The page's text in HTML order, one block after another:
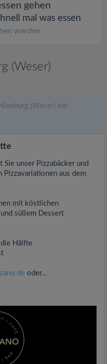
gehen
mal was essen
werden
(Weser)
(Weser) hat
unser Pizzabäcker und
Pizzavariationen aus dem
mit köstlichen
süßem Dessert
Hälfte
oder...